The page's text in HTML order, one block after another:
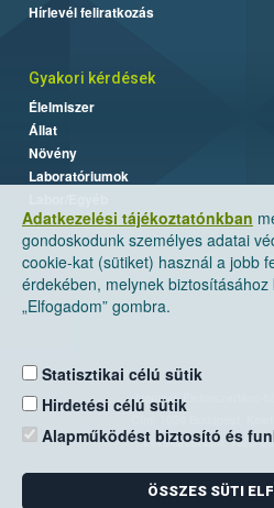
Adatkezelési tájékoztatónkban
gondoskodunk személyes adatai
cookie-kat (sütiket) használ a jobb
érdekében, melynek
„Elfogadom” gombra.
Statisztikai célú sütik
Hirdetési célú sütik
Alapműködést biztosító és
ÖSSZES SÜTI
Hírlevél feliratkozás
Gyakori kérdések
Élelmiszer
Állat
Növény
Laboratóriumok
Nemzeti Élelmiszerlánc-
Levelezési cím: 1525
E-mail: